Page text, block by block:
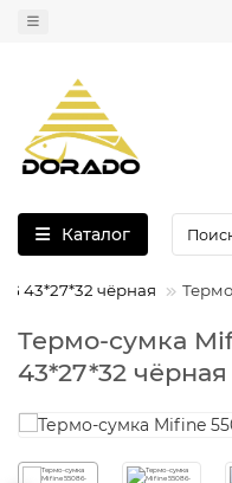
Каталог
43*27*32 чёрная
Термо-сумка
43*27*32